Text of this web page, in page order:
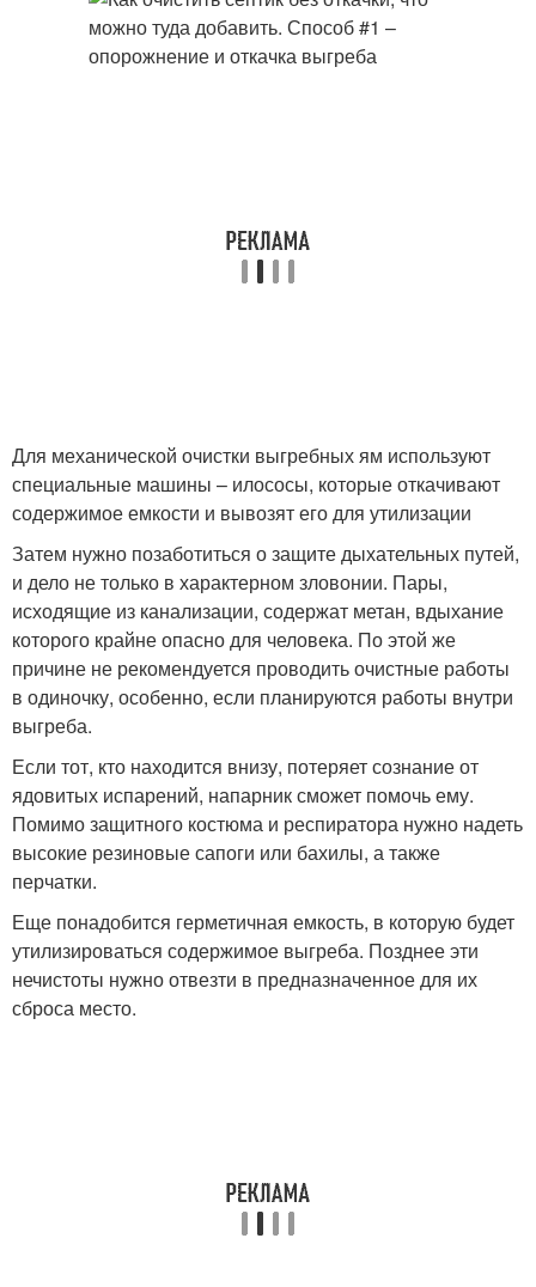
Для механической очистки выгребных ям используют
специальные машины – илососы, которые откачивают
содержимое емкости и вывозят его для утилизации
Затем нужно позаботиться о защите дыхательных путей,
и дело не только в характерном зловонии. Пары,
исходящие из канализации, содержат метан, вдыхание
которого крайне опасно для человека. По этой же
причине не рекомендуется проводить очистные работы
в одиночку, особенно, если планируются работы внутри
выгреба.
Если тот, кто находится внизу, потеряет сознание от
ядовитых испарений, напарник сможет помочь ему.
Помимо защитного костюма и респиратора нужно надеть
высокие резиновые сапоги или бахилы, а также
перчатки.
Еще понадобится герметичная емкость, в которую будет
утилизироваться содержимое выгреба. Позднее эти
нечистоты нужно отвезти в предназначенное для их
сброса место.